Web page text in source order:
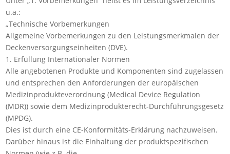
u.a.:
„Technische Vorbemerkungen
Allgemeine Vorbemerkungen zu den Leistungsmerkmalen der
Deckenversorgungseinheiten (DVE).
1. Erfüllung Internationaler Normen
Alle angebotenen Produkte und Komponenten sind zugelassen
und entsprechen den Anforderungen der europäischen
Medizinprodukteverordnung (Medical Device Regulation
(MDR)) sowie dem Medizinprodukterecht-Durchführungsgesetz
(MPDG).
Dies ist durch eine CE-Konformitäts-Erklärung nachzuweisen.
Darüber hinaus ist die Einhaltung der produktspezifischen